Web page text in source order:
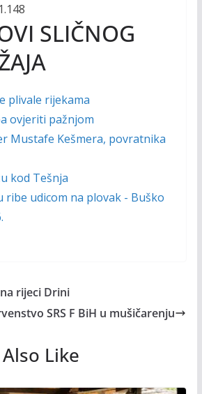
1.148
SLIČNOG
plivale rijekama
ovjeriti pažnjom
Mustafe Kešmera, povratnika
kod Tešnja
ribe udicom na plovak - Buško
rijeci Drini
SRS F BiH u mušičarenju
Like